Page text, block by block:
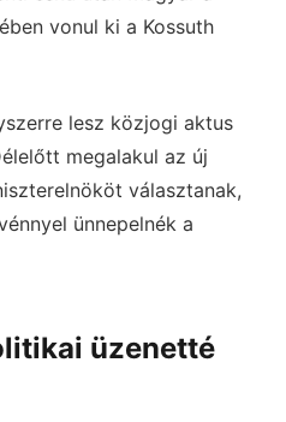
vonul ki a Kossuth
lesz közjogi aktus
megalakul az új
választanak,
ünnepelnék a
üzenetté